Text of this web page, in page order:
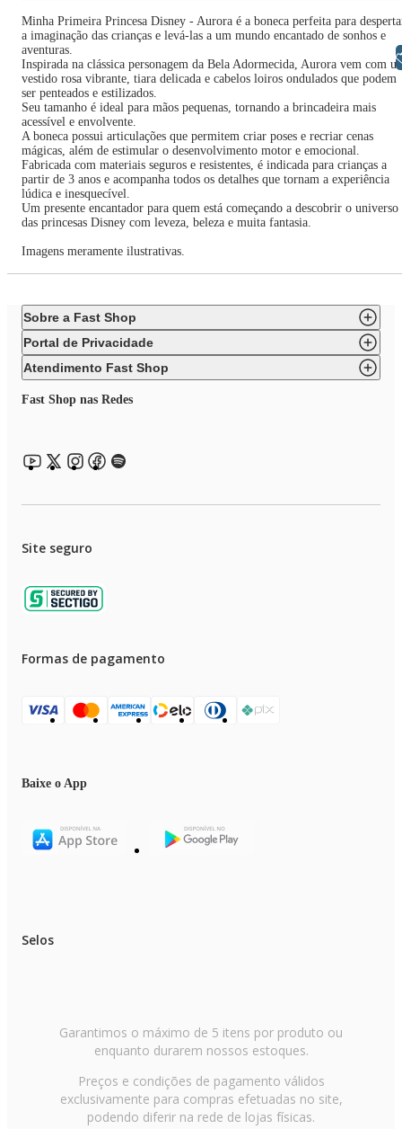
Minha Primeira Princesa Disney - Aurora é a boneca perfeita para
a imaginação das crianças e levá-las a um mundo encantado de sonhos e
aventuras.
Inspirada na clássica personagem da Bela Adormecida, Aurora vem com
vestido rosa vibrante, tiara delicada e cabelos loiros ondulados que podem
ser penteados e estilizados.
Seu tamanho é ideal para mãos pequenas, tornando a brincadeira mais
acessível e envolvente.
A boneca possui articulações que permitem criar poses e recriar cenas
mágicas, além de estimular o desenvolvimento motor e emocional.
Fabricada com materiais seguros e resistentes, é indicada para crianças a
partir de 3 anos e acompanha todos os detalhes que tornam a experiência
lúdica e inesquecível.
Um presente encantador para quem está começando a descobrir o universo
das princesas Disney com leveza, beleza e muita fantasia.
Imagens meramente ilustrativas.
Sobre a Fast Shop
Portal de Privacidade
Atendimento Fast Shop
Fast Shop nas Redes
Site seguro
Formas de pagamento
Baixe o App
Selos
Garantimos o máximo de 5 itens por produto ou
enquanto durarem nossos estoques.
Preços e condições de pagamento válidos
exclusivamente para compras efetuadas no site,
podendo diferir na rede de lojas físicas.